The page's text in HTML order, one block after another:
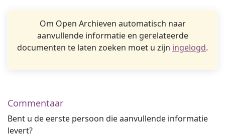
Om Open Archieven automatisch naar
aanvullende informatie en gerelateerde
documenten te laten zoeken moet u zijn ingelogd.
Commentaar
Bent u de eerste persoon die aanvullende informatie
levert?